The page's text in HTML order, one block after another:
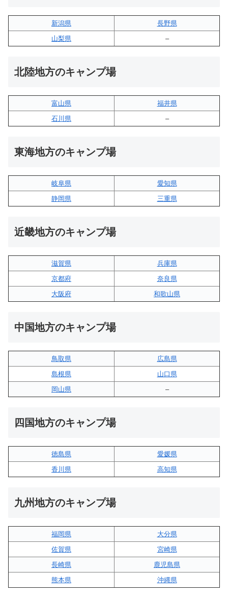
新潟県
長野県
山梨県
–
北陸地方のキャンプ場
富山県
福井県
石川県
–
東海地方のキャンプ場
岐阜県
愛知県
静岡県
三重県
近畿地方のキャンプ場
滋賀県
兵庫県
京都府
奈良県
大阪府
和歌山県
中国地方のキャンプ場
鳥取県
広島県
島根県
山口県
岡山県
–
四国地方のキャンプ場
徳島県
愛媛県
香川県
高知県
九州地方のキャンプ場
福岡県
大分県
佐賀県
宮崎県
長崎県
鹿児島県
熊本県
沖縄県